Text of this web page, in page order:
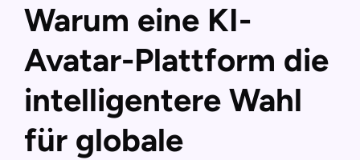
Warum eine KI-
Avatar-Plattform die
intelligentere Wahl
für globale